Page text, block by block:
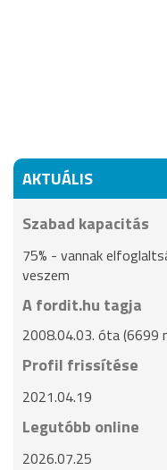
AKTUÁLIS
Szabad kapacitás
75% - vannak
veszem
A fordit.hu tagja
2008.04.03. óta (6699
Profil frissítése
2021.04.19
Legutóbb online
2026.07.25